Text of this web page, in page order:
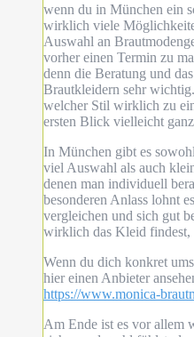
wenn du in München ein
wirklich viele
Auswahl an
vorher einen Termin zu
denn die Beratung und
Brautkleidern sehr
welcher Stil wirklich zu
ersten Blick vielleicht
In München gibt es
viel Auswahl als auch
denen man individuell
besonderen Anlass lohnt
vergleichen und sich gut
wirklich das Kleid
Wenn du dich konkret
hier einen Anbieter
https://www.monica-
Am Ende ist es vor allem